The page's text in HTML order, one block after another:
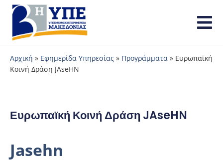
Αρχική » Εφημερίδα Υπηρεσίας » Προγράμματα » Ευρωπαϊκή
Κοινή Δράση JAseHN
Ευρωπαϊκή Κοινή Δράση JAseHN
Jasehn